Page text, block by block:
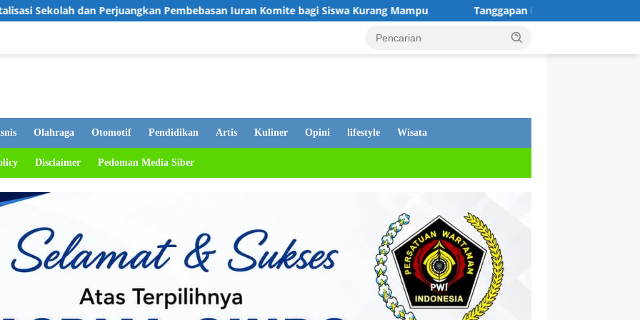
Pembebasan Iuran Komite bagi Siswa Kurang Mampu Tanggapan Dewan Andi Putra, Tentang PDAM Mati, Warga
Olahraga Otomotif Pendidikan Artis Kuliner Opini lifestyle Wisata
Disclaimer Pedoman Media Siber